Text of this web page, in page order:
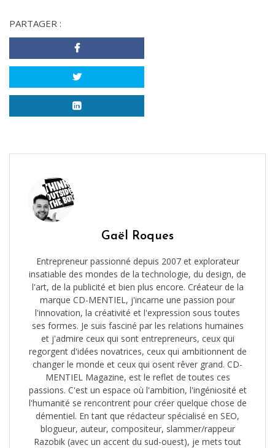
PARTAGER :
Gaël Roques
Entrepreneur passionné depuis 2007 et explorateur
insatiable des mondes de la technologie, du design, de
l'art, de la publicité et bien plus encore. Créateur de la
marque CD-MENTIEL, j'incarne une passion pour
l'innovation, la créativité et l'expression sous toutes
ses formes. Je suis fasciné par les relations humaines
et j'admire ceux qui sont entrepreneurs, ceux qui
regorgent d'idées novatrices, ceux qui ambitionnent de
changer le monde et ceux qui osent rêver grand. CD-
MENTIEL Magazine, est le reflet de toutes ces
passions. C'est un espace où l'ambition, l'ingéniosité et
l'humanité se rencontrent pour créer quelque chose de
démentiel. En tant que rédacteur spécialisé en SEO,
blogueur, auteur, compositeur, slammer/rappeur
Razobik (avec un accent du sud-ouest), je mets tout